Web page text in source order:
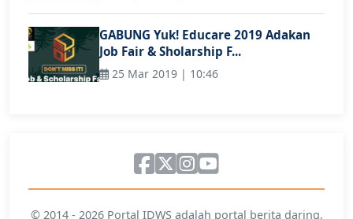
GABUNG Yuk! Educare 2019 Adakan
Job Fair & Sholarship F...
25 Mar 2019 | 10:46
© 2014 - 2026 Portal IDWS adalah portal berita daring,